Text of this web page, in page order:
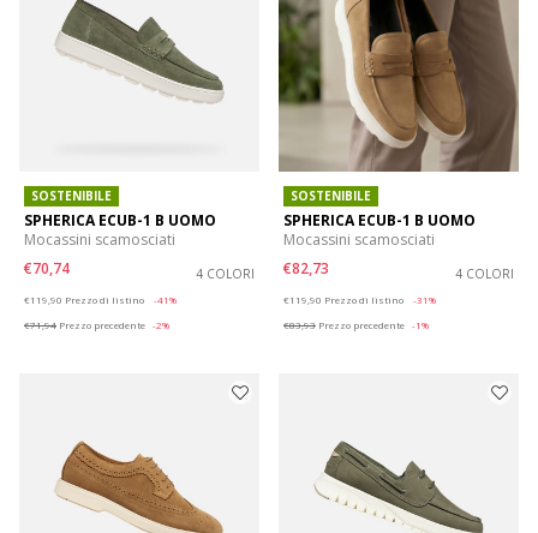
SOSTENIBILE
SPHERICA ECUB-1 B UOMO
Mocassini scamosciati
€70,74
4 COLORI
€119,90 Prezzo di listino
-41%
€71,94 Prezzo precedente -2%
SOSTENIBILE
SPHERICA ECUB-1 B UOMO
Mocassini scamosciati
€82,73
4 COLORI
€119,90 Prezzo di listino
-31%
€83,93 Prezzo precedente -1%